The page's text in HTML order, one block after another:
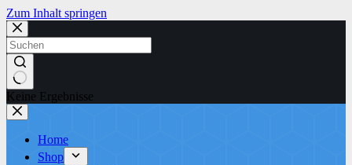
Zum Inhalt springen
Keine Ergebnisse
Home
Shop